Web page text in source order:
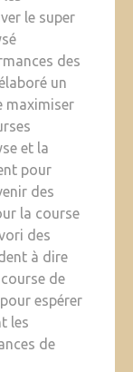
le super
des
un
maximiser
et la
pour
des
la course
des
à dire
de
espérer
les
de